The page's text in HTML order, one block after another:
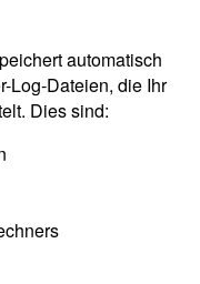
automatisch
Log-Dateien, die Ihr
Dies sind: